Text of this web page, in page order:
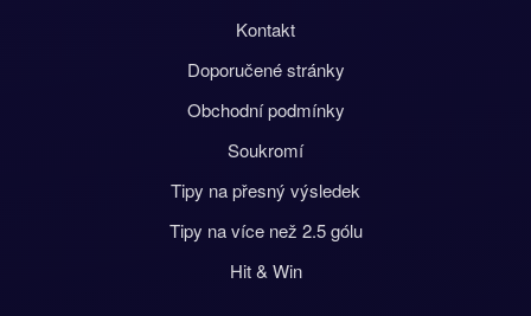
Kontakt
Doporučené stránky
Obchodní podmínky
Soukromí
Tipy na přesný výsledek
Tipy na více než 2.5 gólu
Hit & Win